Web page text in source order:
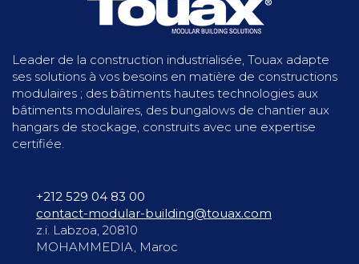
Leader de la construction industrialisée, Touax adapte
ses solutions à vos besoins en matière de constructions
modulaires ; des bâtiments hautes technologies aux
bâtiments modulaires, des bungalows de chantier aux
hangars de stockage, construits avec une expertise
certifiée.
+212 529 04 83 00
contact-modular-building@touax.com
z.i. Labzoa, 20810
MOHAMMEDIA, Maroc